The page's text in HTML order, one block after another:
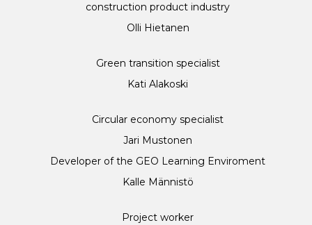
construction product industry
Olli Hietanen
Green transition specialist
Kati Alakoski
Circular economy specialist
Jari Mustonen
Developer of the GEO Learning Enviroment
Kalle Männistö
Project worker